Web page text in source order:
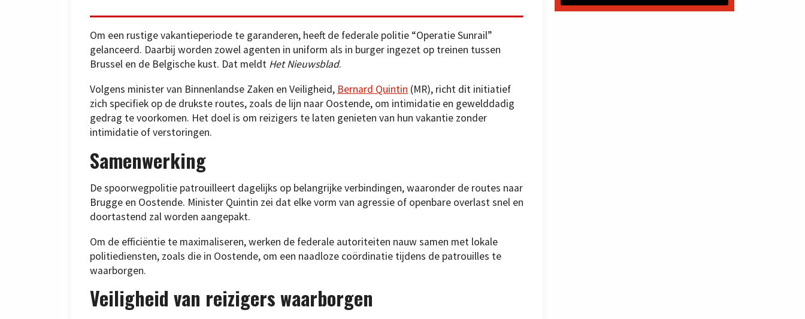
Om een rustige vakantieperiode te garanderen, heeft de federale politie “Operatie Sunrail”
gelanceerd. Daarbij worden zowel agenten in uniform als in burger ingezet op treinen tussen
Brussel en de Belgische kust. Dat meldt Het Nieuwsblad.
Volgens minister van Binnenlandse Zaken en Veiligheid, Bernard Quintin (MR), richt dit initiatief
zich specifiek op de drukste routes, zoals de lijn naar Oostende, om intimidatie en gewelddadig
gedrag te voorkomen. Het doel is om reizigers te laten genieten van hun vakantie zonder
intimidatie of verstoringen.
Samenwerking
De spoorwegpolitie patrouilleert dagelijks op belangrijke verbindingen, waaronder de routes naar
Brugge en Oostende. Minister Quintin zei dat elke vorm van agressie of openbare overlast snel en
doortastend zal worden aangepakt.
Om de efficiëntie te maximaliseren, werken de federale autoriteiten nauw samen met lokale
politiediensten, zoals die in Oostende, om een naadloze coördinatie tijdens de patrouilles te
waarborgen.
Veiligheid van reizigers waarborgen